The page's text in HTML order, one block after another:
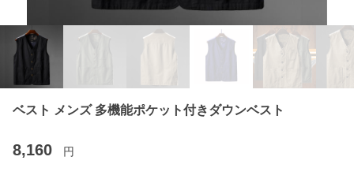
ベスト メンズ 多機能ポケット付きダウンベスト
8,160 円